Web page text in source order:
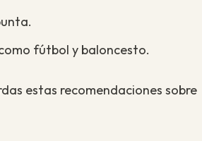
fútbol y baloncesto.
estas recomendaciones sobre